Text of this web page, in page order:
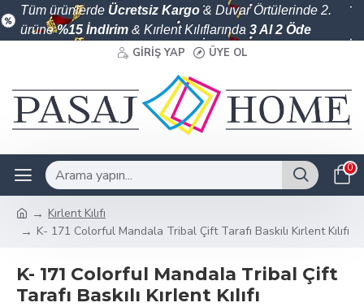
Tüm ürünlerde Ücretsiz Kargo& Duvar Örtülerinde 2.
ürüne%15 İndirim & Kırlent Kılıflarında 3 Al 2 Öde
GIRIŞ YAP ÜYE OL
0
Kırlent Kılıfı
K- 171 Colorful Mandala Tribal Çift Tarafı Baskılı Kırlent Kılıfı
K- 171 Colorful Mandala Tribal Çift
Tarafı Baskılı Kırlent Kılıfı